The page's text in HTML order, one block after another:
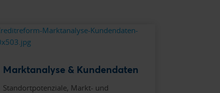
Marktanalyse & Kundendaten
Standortpotenziale, Markt- und